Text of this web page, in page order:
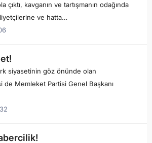
çıktı, kavganın ve tartışmanın odağında
ve hatta…
siyasetinin göz önünde olan
de Memleket Partisi Genel Başkanı